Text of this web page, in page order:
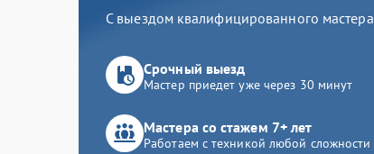
С выездом квалифицированного мастера
Срочный выезд
Мастер приедет уже через 30 минут
Мастера со стажем 7+ лет
Работаем с техникой любой сложности